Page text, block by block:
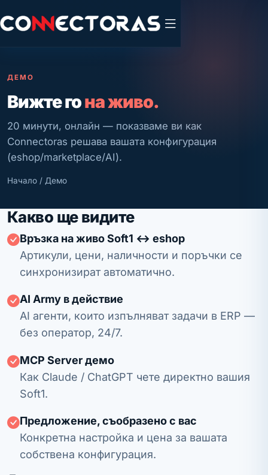
ДЕМО
Вижте гона живо.
20 минути, онлайн — показваме ви как
Connectoras решава вашата конфигурация
(eshop/marketplace/AI).
Начало / Демо
Какво ще видите
Връзка на живо Soft1 ↔ eshop
Артикули, цени, наличности и поръчки се
синхронизират автоматично.
AI Army в действие
AI агенти, които изпълняват задачи в ERP —
без оператор, 24/7.
MCP Server демо
Как Claude / ChatGPT чете директно вашия
Soft1.
Предложение, съобразено с вас
Конкретна настройка и цена за вашата
собствена конфигурация.